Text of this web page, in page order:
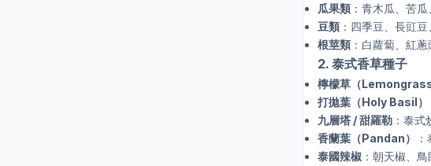
瓜果類 ：青木瓜、苦
豆類 ：四季豆、長豇
根莖類 ：白蘿蔔、紅
2. 泰式香草種子
檸檬草（Lemongrass
打拋葉（Holy Basil）
九層塔 / 甜羅勒 ：泰
香蘭葉（Pandan）
泰國辣椒 ：朝天椒、鳥